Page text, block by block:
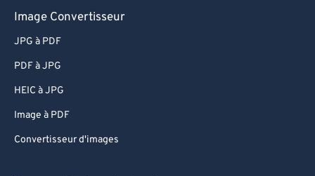
Image Convertisseur
JPG à PDF
PDF à JPG
HEIC à JPG
Image à PDF
Convertisseur d'images